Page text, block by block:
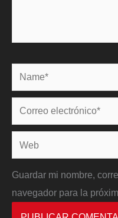
Name*
Correo
electrónico*
Web
Guardar mi nombre,
navegador para la